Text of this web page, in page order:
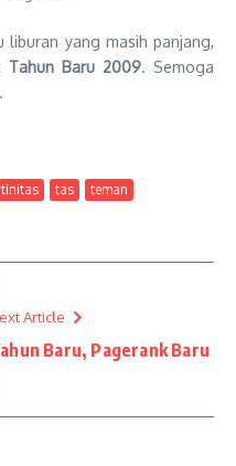
liburan yang masih panjang,
Tahun Baru 2009. Semoga
tas teman
Article
Baru, Pagerank Baru